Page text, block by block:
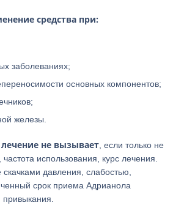
средства при:
заболеваниях;
основных компонентов;
железы.
не вызывает , если только не
использования, курс лечения.
давления, слабостью,
срок приема Адрианола
привыкания.